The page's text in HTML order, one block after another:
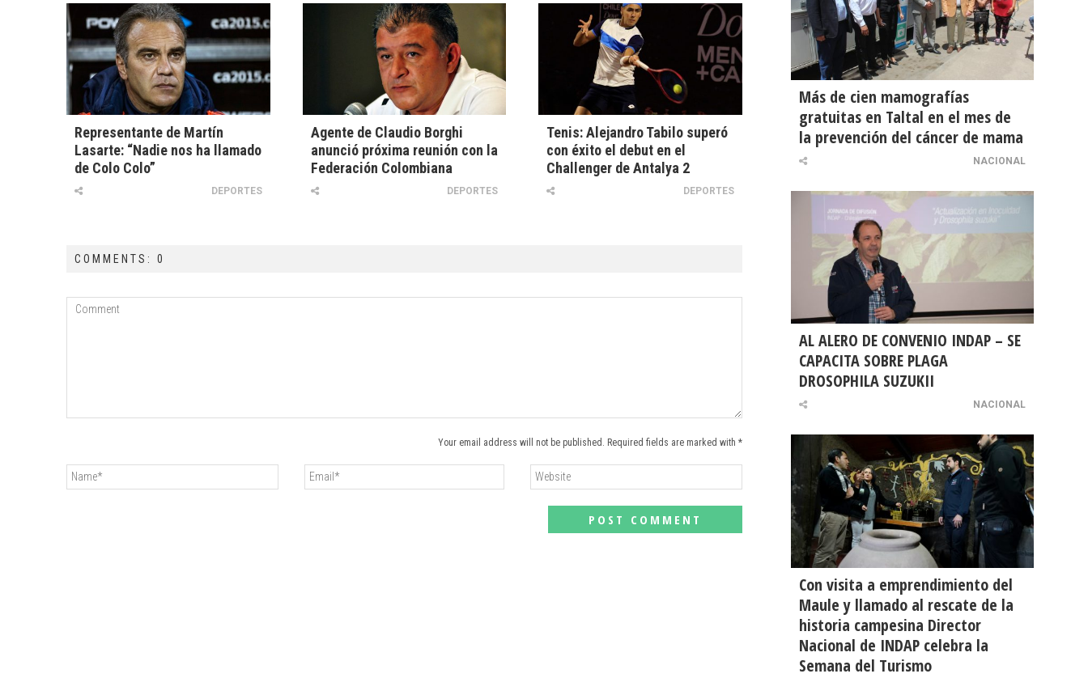
Representante de Martín
Lasarte: “Nadie nos ha llamado
de Colo Colo”
DEPORTES
Agente de Claudio Borghi
anunció próxima reunión con la
Federación Colombiana
DEPORTES
Tenis: Alejandro Tabilo superó
con éxito el debut en el
Challenger de Antalya 2
DEPORTES
COMMENTS: 0
Your email address will not be published. Required fields are marked with *
Más de cien mamografías
gratuitas en Taltal en el mes de
la prevención del cáncer de mama
NACIONAL
AL ALERO DE CONVENIO INDAP – SE
CAPACITA SOBRE PLAGA
DROSOPHILA SUZUKII
NACIONAL
Con visita a emprendimiento del
Maule y llamado al rescate de la
historia campesina Director
Nacional de INDAP celebra la
Semana del Turismo